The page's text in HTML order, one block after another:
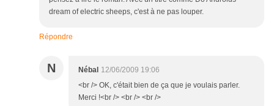
dream of electric sheeps, c'est à ne pas louper.
Répondre
N Nébal 12/06/2009 19:06
<br /> OK, c'était bien de ça que je voulais parler.
Merci !<br /> <br /> <br />